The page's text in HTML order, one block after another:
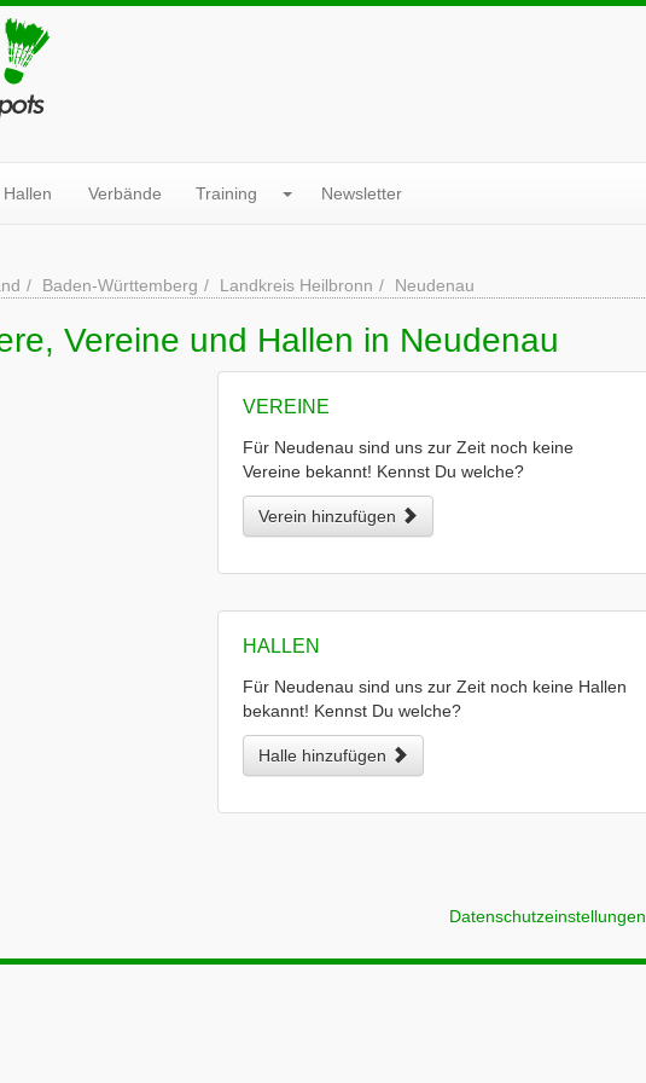
Hallen Verbände Training Newsletter
Baden-Württemberg Landkreis Heilbronn Neudenau
Vereine und Hallen in Neudenau
VEREINE
Für Neudenau sind uns zur Zeit noch keine
Vereine bekannt! Kennst Du welche?
Verein hinzufügen
HALLEN
Für Neudenau sind uns zur Zeit noch keine Hallen
bekannt! Kennst Du welche?
Halle hinzufügen
Datenschutzeinstellungen